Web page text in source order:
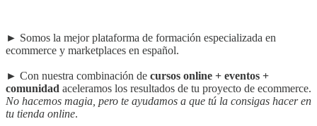
► Somos la mejor plataforma de formación especializada en
ecommerce y marketplaces en español.
► Con nuestra combinación de cursos online + eventos +
comunidad aceleramos los resultados de tu proyecto de ecommerce.
No hacemos magia, pero te ayudamos a que tú la consigas hacer en
tu tienda online.